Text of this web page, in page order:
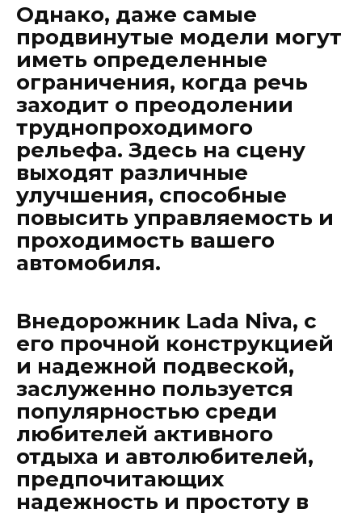
Однако, даже самые
продвинутые модели могут
иметь определенные
ограничения, когда речь
заходит о преодолении
труднопроходимого
рельефа. Здесь на сцену
выходят различные
улучшения, способные
повысить управляемость и
проходимость вашего
автомобиля.
Внедорожник Lada Niva, с
его прочной конструкцией
и надежной подвеской,
заслуженно пользуется
популярностью среди
любителей активного
отдыха и автолюбителей,
предпочитающих
надежность и простоту в